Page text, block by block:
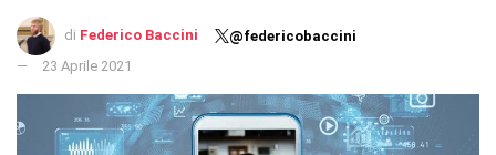
di Federico Baccini
@federicobaccini
23 Aprile 2021